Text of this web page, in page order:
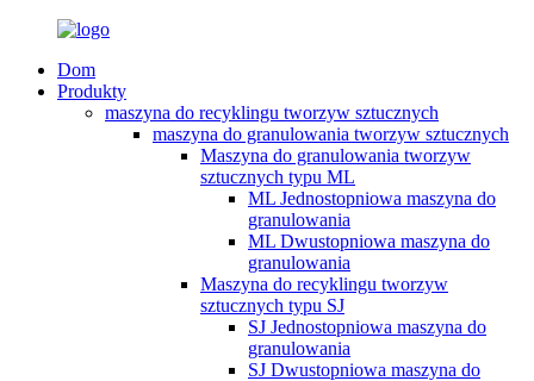
Dom
Produkty
maszyna do recyklingu tworzyw sztucznych
maszyna do granulowania tworzyw sztucznych
Maszyna do granulowania tworzyw
sztucznych typu ML
ML Jednostopniowa maszyna do
granulowania
ML Dwustopniowa maszyna do
granulowania
Maszyna do recyklingu tworzyw
sztucznych typu SJ
SJ Jednostopniowa maszyna do
granulowania
SJ Dwustopniowa maszyna do